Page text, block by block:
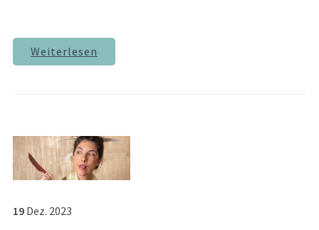
Weiterlesen
19 Dez. 2023